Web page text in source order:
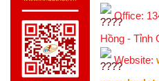
Office:
Hồng - Tỉnh
Website: